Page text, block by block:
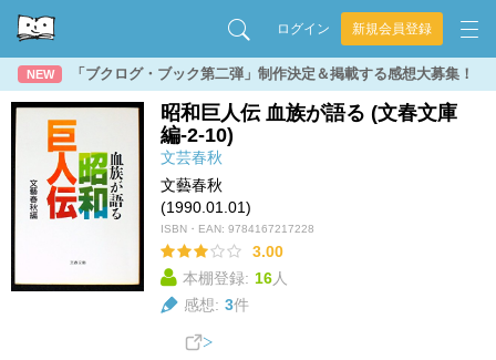
ログイン 新規会員登録
NEW 「ブクログ・ブック第二弾」制作決定＆掲載する感想大募集！
昭和巨人伝 血族が語る (文春文庫
編-2-10)
文芸春秋
文藝春秋
(1990.01.01)
ISBN・EAN: 9784167217228
3.00
本棚登録: 16人
感想: 3件